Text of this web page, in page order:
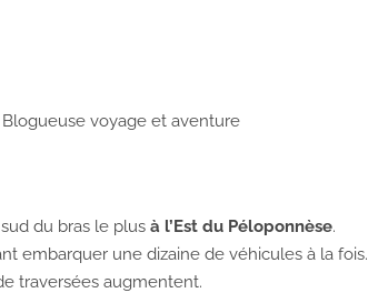
du bras le plus à l’Est du Péloponnèse.
embarquer une dizaine de véhicules à la fois.
traversées augmentent.